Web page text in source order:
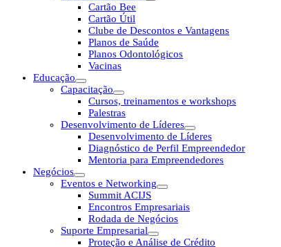
Cartão Bee
Cartão Útil
Clube de Descontos e Vantagens
Planos de Saúde
Planos Odontológicos
Vacinas
Educação
Capacitação
Cursos, treinamentos e workshops
Palestras
Desenvolvimento de Líderes
Desenvolvimento de Líderes
Diagnóstico de Perfil Empreendedor
Mentoria para Empreendedores
Negócios
Eventos e Networking
Summit ACIJS
Encontros Empresariais
Rodada de Negócios
Suporte Empresarial
Proteção e Análise de Crédito